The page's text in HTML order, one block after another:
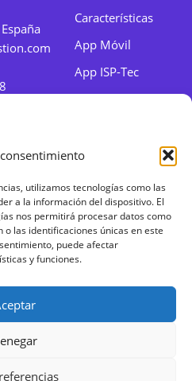
utilizamos tecnologías como las
a la información del dispositivo. El
nos permitirá procesar datos como
las identificaciones únicas en este
puede afectar
y funciones.
Características
App Móvil
App ISP-Tec
Nosotros